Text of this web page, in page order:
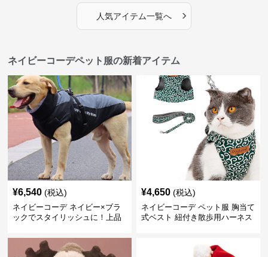
人気アイテム一覧へ ›
ネイビーコーデペット服の新着アイテム
¥6,540 (税込)
ネイビーコーデ ネイビー×ブラ
ックでスタイリッシュに！上品
¥4,650 (税込)
ネイビーコーデ ペット服 胸当て
式ベスト 紐付き散歩用ハーネス